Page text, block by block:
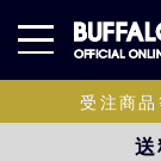
受注商